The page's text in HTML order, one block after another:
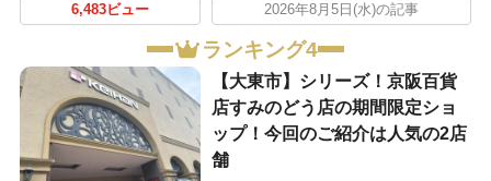
6,483ビュー 2026年8月5日(水)の記事
ランキング4
【大東市】シリーズ！京阪百貨
店すみのどう店の期間限定ショ
ップ！今回のご紹介は人気の2店
舗